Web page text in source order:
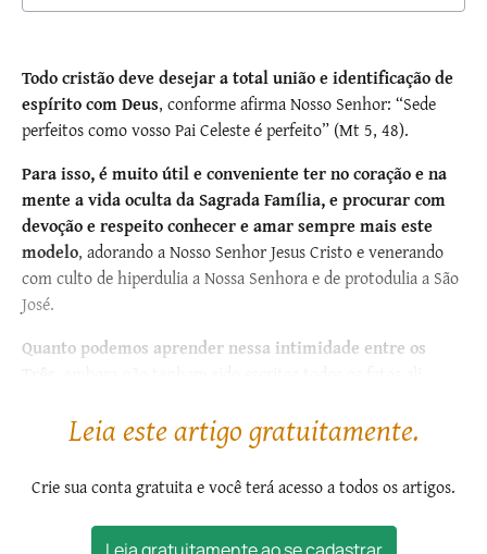
Todo cristão deve desejar a total união e identificação de
espírito com Deus, conforme afirma Nosso Senhor: “Sede
perfeitos como vosso Pai Celeste é perfeito” (Mt 5, 48).
Para isso, é muito útil e conveniente ter no coração e na
mente a vida oculta da Sagrada Família, e procurar com
devoção e respeito conhecer e amar sempre mais este
modelo, adorando a Nosso Senhor Jesus Cristo e venerando
com culto de hiperdulia a Nossa Senhora e de protodulia a São
José.
Quanto podemos aprender nessa intimidade entre os
Leia este artigo gratuitamente.
Crie sua conta gratuita e você terá acesso a todos os artigos.